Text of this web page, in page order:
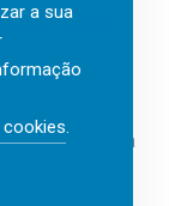
2026
de
(IA), acaba
a sua
cookies.